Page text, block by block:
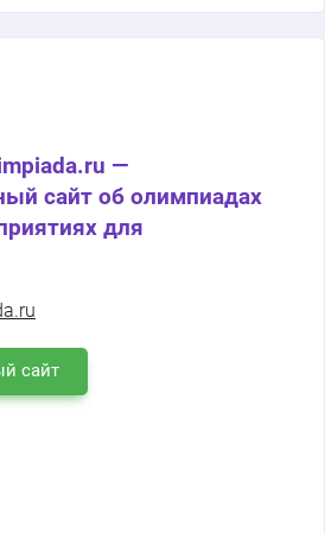
—
сайт об олимпиадах
для
сайт